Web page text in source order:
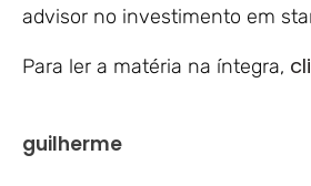
advisor no investimento em
Para ler a matéria na íntegra,
guilherme